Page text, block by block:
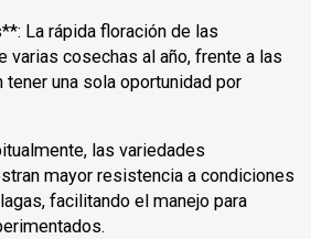
La rápida floración de las
varias cosechas al año, frente a las
una sola oportunidad por
las variedades
mayor resistencia a condiciones
facilitando el manejo para